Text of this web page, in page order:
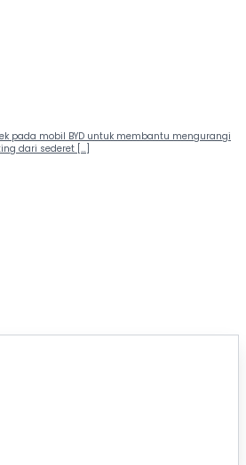
pada mobil BYD untuk membantu mengurangi
dari sederet […]